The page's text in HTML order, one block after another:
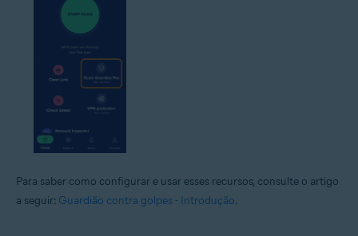
Para saber como configurar e usar esses recursos, consulte o artigo
a seguir: Guardião contra golpes - Introdução.